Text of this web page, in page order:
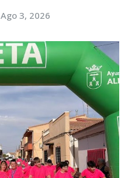
Ago 3, 2026